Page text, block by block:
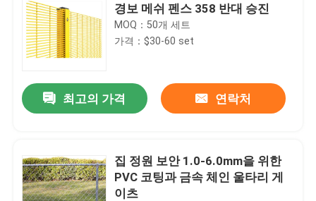
경보 메쉬 펜스 358 반대 승진
MOQ：50개 세트
가격：$30-60 set
최고의 가격 연락처
집 정원 보안 1.0-6.0mm을 위한
PVC 코팅과 금속 체인 울타리 게
이츠